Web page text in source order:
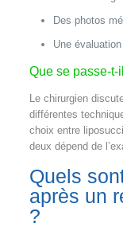
Des photos
Une
Que se passe-
Le chirurgien
différentes
choix entre
deux dépend de
Quels
après un
?